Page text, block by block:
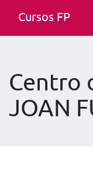
Cursos FP
Centro
JOAN